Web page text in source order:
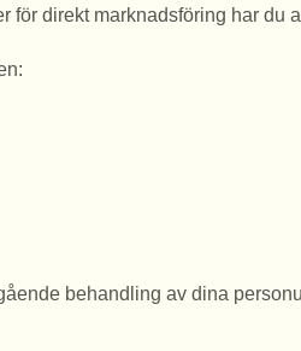
för direkt marknadsföring har du
behandling av dina